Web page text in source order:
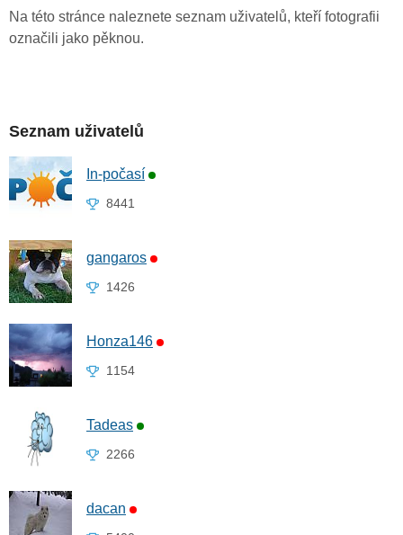
Na této stránce naleznete seznam uživatelů, kteří fotografii
označili jako pěknou.
Seznam uživatelů
In-počasí
8441
gangaros
1426
Honza146
1154
Tadeas
2266
dacan